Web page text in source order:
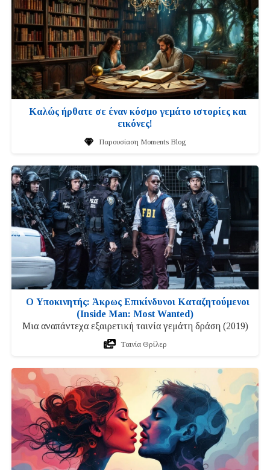
Καλώς ήρθατε σε έναν κόσμο γεμάτο ιστορίες και
εικόνες!
Παρουσίαση Moments Blog
Ο Υποκινητής: Άκρως Επικίνδυνοι Καταζητούμενοι
(Inside Man: Most Wanted)
Μια αναπάντεχα εξαιρετική ταινία γεμάτη δράση (2019)
Ταινία Θρίλερ